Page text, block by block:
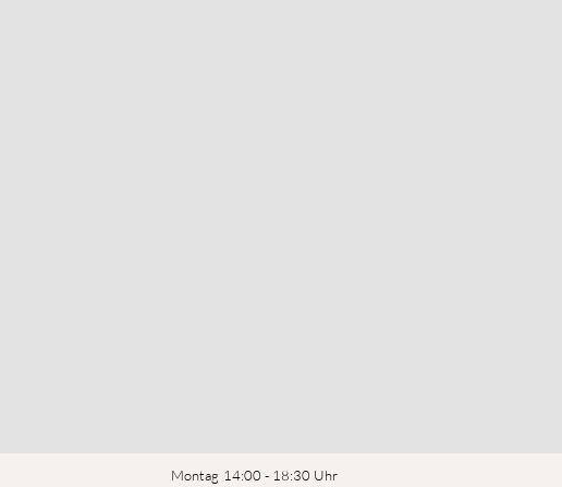
Montag 14:00 - 18:30 Uhr